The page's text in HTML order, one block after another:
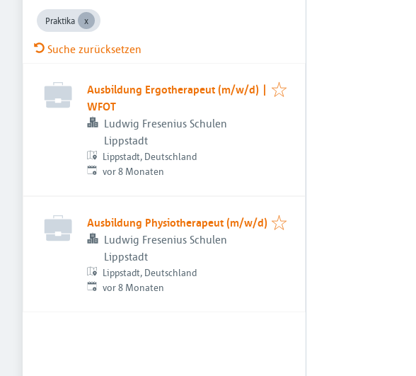
Praktika
Suche zurücksetzen
Ausbildung Ergotherapeut (m/w/d) |
WFOT
Ludwig Fresenius Schulen
Lippstadt
Lippstadt, Deutschland
Veröffentlicht:
vor 8 Monaten
Ausbildung Physiotherapeut (m/w/d)
Ludwig Fresenius Schulen
Lippstadt
Lippstadt, Deutschland
Veröffentlicht:
vor 8 Monaten